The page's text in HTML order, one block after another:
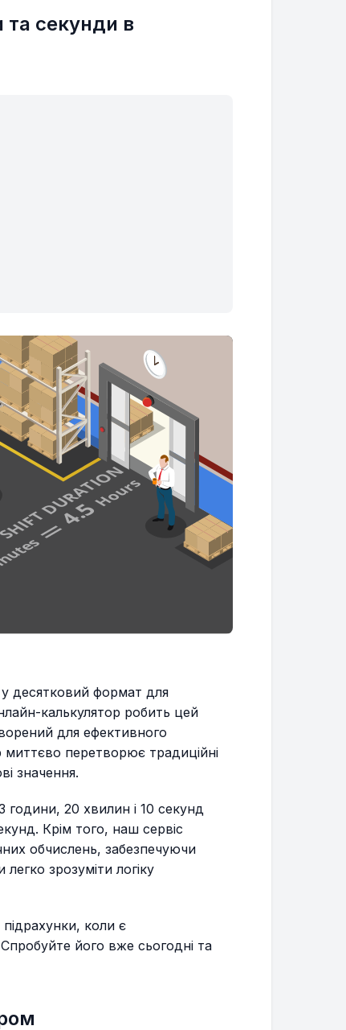
та секунди в
десятковий формат для
калькулятор робить цей
для ефективного
перетворює традиційні
значення.
години, 20 хвилин і 10 секунд
Крім того, наш сервіс
обчислень, забезпечуючи
зрозуміти логіку
коли є
його вже сьогодні та